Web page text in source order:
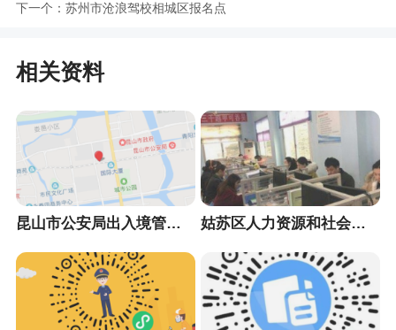
下一个： 苏州市沧浪驾校相城区报名点
相关资料
昆山市公安局出入境管理大队 姑苏区人力资源和社会保障局